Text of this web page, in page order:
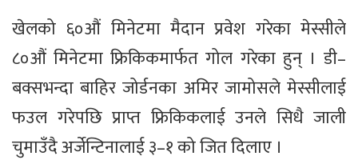
खेलको ६०औं मिनेटमा मैदान प्रवेश गरेका मेस्सीले
८०औं मिनेटमा फ्रिकिकमार्फत गोल गरेका हुन् । डी–
बक्सभन्दा बाहिर जोर्डनका अमिर जामोसले मेस्सीलाई
फउल गरेपछि प्राप्त फ्रिकिकलाई उनले सिधै जाली
चुमाउँदै अर्जेन्टिनालाई ३–१ को जित दिलाए ।